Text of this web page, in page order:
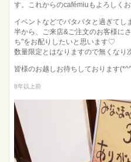
す。これからのcafémiuもよろしく
イベントなどでバタバタと過ぎてし
半から、ご来店&ご注文のお客様に
ち"をお配りしたいと思います♡
数量限定とはなりますので無くなり
皆様のお越しお待ちしております
8年以上前